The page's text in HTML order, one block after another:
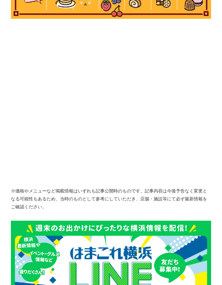
※価格やメニューなど掲載情報はいずれも記事公開時のものです。記事内容は今後予告なく変更と
なる可能性もあるため、当時のものとして参考にしていただき、店舗・施設等にて必ず最新情報を
ご確認ください。